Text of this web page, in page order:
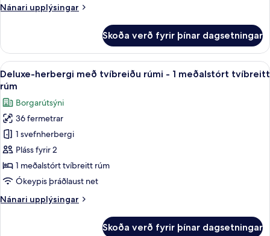
-
rúm
Nánari upplýsingar
Nánari
herbergi
með
tvíbreiðu
rúmi
tvíbreitt
rúm
Skoða verð fyrir þínar dagsetningar
Skoða
allar
myndir
fyrir
Deluxe-
herbergi
með
tvíbreiðu
rúmi
1
Deluxe-herbergi með tvíbreiðu
4
Deluxe-herbergi með tvíbreiðu rúmi - 1 meðalstórt tvíbreitt
rúm
Borgarútsýni
36 fermetrar
1 svefnherbergi
Pláss fyrir 2
1 meðalstórt tvíbreitt rúm
Ókeypis þráðlaust net
Nánari upplýsingar
Nánari
Skoða verð fyrir þínar dagsetningar